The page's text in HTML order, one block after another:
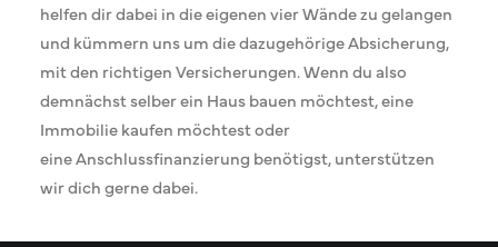
helfen dir dabei in die eigenen vier Wände zu gelangen
und kümmern uns um die dazugehörige Absicherung,
mit den richtigen Versicherungen. Wenn du also
demnächst selber ein Haus bauen möchtest, eine
Immobilie kaufen möchtest oder
eine Anschlussfinanzierung benötigst, unterstützen
wir dich gerne dabei.